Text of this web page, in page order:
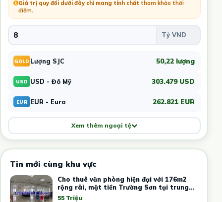
Giá trị quy đổi dưới đây chỉ mang tính chất tham khảo thời
điểm.
GOLD Lượng SJC 50,22 lượng
USD USD - Đô Mỹ 303.479 USD
EUR EUR - Euro 262.821 EUR
Xem thêm ngoại tệ
Tin mới cùng khu vực
Cho thuê văn phòng hiện đại với 176m2
rộng rãi, mặt tiền Trường Sơn tại trung
tâm Tân Bình
55 Triệu